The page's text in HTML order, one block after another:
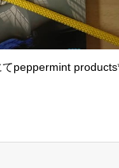
peppermint